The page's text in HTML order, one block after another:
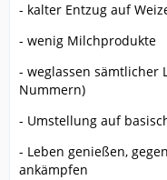
- kalter Entzug auf
- wenig Milchprodukte
- weglassen sämtlicher
Nummern)
- Umstellung auf
- Leben genießen,
ankämpfen